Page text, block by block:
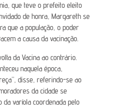
que teve o prefeito eleito
de honra, Margareth se
que a população, o poder
a causa da vacinação.
da Vacina ao contrário.
naquela época,
disse, referindo-se ao
da cidade se
da varíola coordenada pelo